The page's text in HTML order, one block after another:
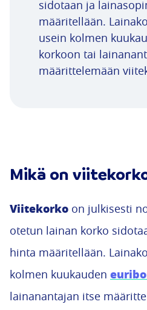
sidotaan ja
määritellään.
usein kolmen
korkoon tai
määrittelemään
Mikä on
Viitekorko on julkisesti
otetun lainan korko
hinta määritellään.
kolmen kuukauden
lainanantajan itse